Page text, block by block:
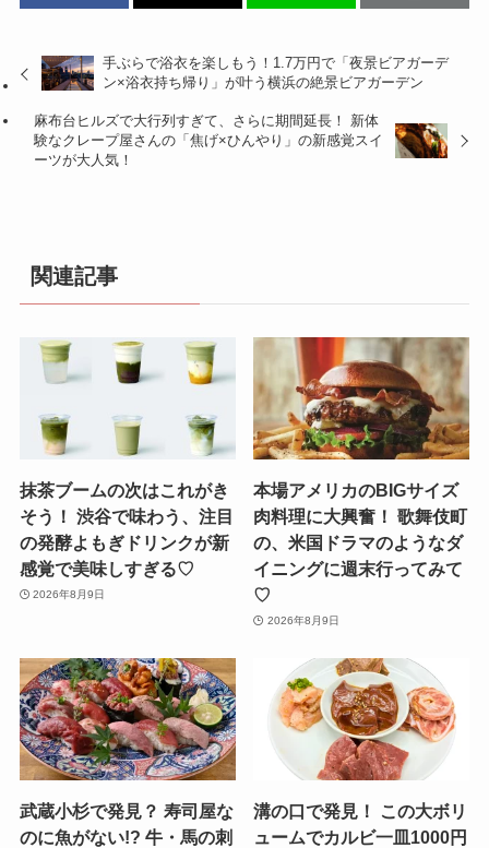
手ぶらで浴衣を楽しもう！1.7万円で「夜景ビアガーデ
ン×浴衣持ち帰り」が叶う横浜の絶景ビアガーデン
麻布台ヒルズで大行列すぎて、さらに期間延長！ 新体
験なクレープ屋さんの「焦げ×ひんやり」の新感覚スイ
ーツが大人気！
関連記事
抹茶ブームの次はこれがき
そう！ 渋谷で味わう、注目
の発酵よもぎドリンクが新
感覚で美味しすぎる♡
2026年8月9日
本場アメリカのBIGサイズ
肉料理に大興奮！ 歌舞伎町
の、米国ドラマのようなダ
イニングに週末行ってみて
♡
2026年8月9日
武蔵小杉で発見？ 寿司屋な
のに魚がない!? 牛・馬の刺
溝の口で発見！ この大ボリ
ュームでカルビ一皿1000円